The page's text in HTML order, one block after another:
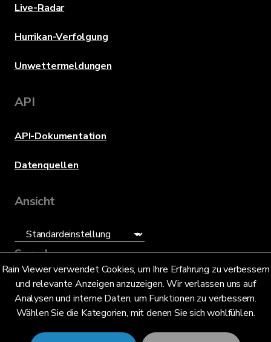
Rain Viewer verwendet Cookies, um Ihre Erfahrung zu verbessern
und relevante Anzeigen anzuzeigen. Wir verlassen uns auf
Analysen und interne Daten, um Funktionen zu verbessern.
Wählen Sie die Kategorien, mit denen Sie sich wohlfühlen.
Live-Radar
Hurrikan-Verfolgung
Unwettermeldungen
API
API-Dokumentation
Datenquellen
Ansicht
Sprache
Deutsch (DE)